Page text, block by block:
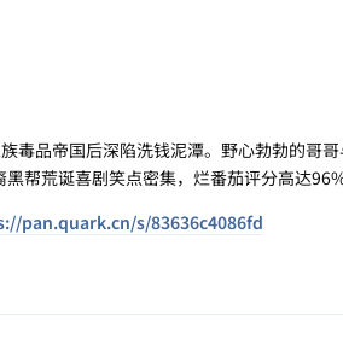
毒品帝国后深陷洗钱泥潭。野心勃勃的哥
帮荒诞喜剧笑点密集，烂番茄评分高达
pan.quark.cn/s/83636c4086fd